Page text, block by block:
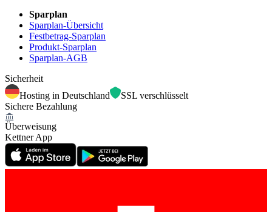
Sparplan
Sparplan-Übersicht
Festbetrag-Sparplan
Produkt-Sparplan
Sparplan-AGB
Sicherheit
Hosting in Deutschland
SSL verschlüsselt
Sichere Bezahlung
Überweisung
Kettner App